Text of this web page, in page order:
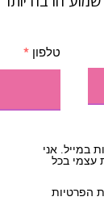
טלפון
במייל. אני
עצמי בכל
הפרטיות